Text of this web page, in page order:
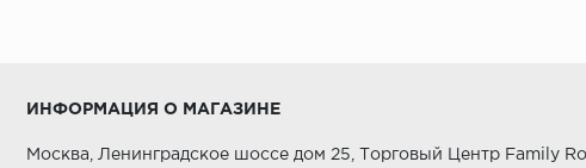
ИНФОРМАЦИЯ О МАГАЗИНЕ
Москва, Ленинградское шоссе дом 25, Торговый Центр Family